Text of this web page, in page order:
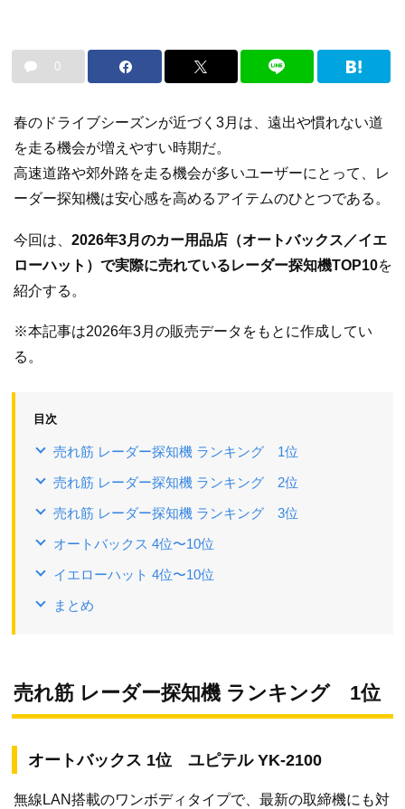
0
春のドライブシーズンが近づく3月は、遠出や慣れない道
を走る機会が増えやすい時期だ。
高速道路や郊外路を走る機会が多いユーザーにとって、レ
ーダー探知機は安心感を高めるアイテムのひとつである。
今回は、 2026年3月のカー用品店（オートバックス／イエ
ローハット）で実際に売れているレーダー探知機TOP10を
紹介する。
※本記事は2026年3月の販売データをもとに作成してい
る。
目次
売れ筋 レーダー探知機 ランキング 1位
売れ筋 レーダー探知機 ランキング 2位
売れ筋 レーダー探知機 ランキング 3位
オートバックス 4位〜10位
イエローハット 4位〜10位
まとめ
売れ筋 レーダー探知機 ランキング 1位
オートバックス 1位 ユピテル YK-2100
無線LAN搭載のワンボディタイプで、最新の取締機にも対